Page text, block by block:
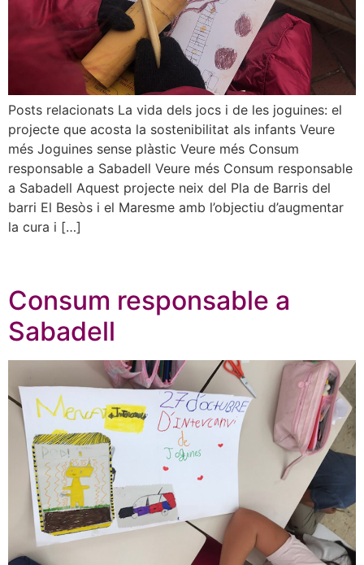
Posts relacionats La vida dels jocs i de les joguines: el
projecte que acosta la sostenibilitat als infants Veure
més Joguines sense plàstic Veure més Consum
responsable a Sabadell Veure més Consum responsable
a Sabadell Aquest projecte neix del Pla de Barris del
barri El Besòs i el Maresme amb l’objectiu d’augmentar
la cura i […]
Consum responsable a
Sabadell